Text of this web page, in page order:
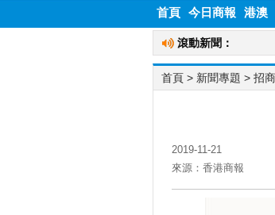
首頁 今日商報 港澳
首頁 > 新聞專題 > 招商
2019-11-21
來源：香港商報